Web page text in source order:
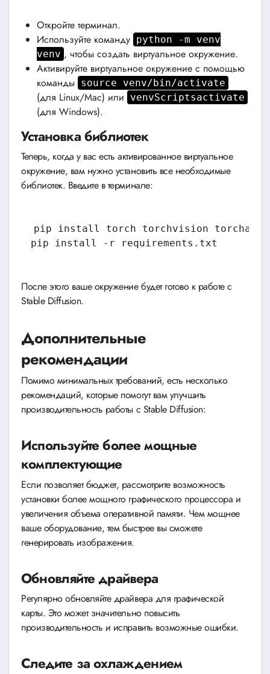
Откройте терминал.
Используйте команду python -m venv
venv , чтобы создать виртуальное окружение.
Активируйте виртуальное окружение с помощью
команды source venv/bin/activate
(для Linux/Mac) или venvScriptsactivate
(для Windows).
Установка библиотек
Теперь, когда у вас есть активированное виртуальное
окружение, вам нужно установить все необходимые
библиотек. Введите в терминале:
pip install torch torchvision
pip install -r requirements.txt
После этого ваше окружение будет готово к работе с
Stable Diffusion.
Дополнительные
рекомендации
Помимо минимальных требований, есть несколько
рекомендаций, которые помогут вам улучшить
производительность работы с Stable Diffusion:
Используйте более мощные
комплектующие
Если позволяет бюджет, рассмотрите возможность
установки более мощного графического процессора и
увеличения объема оперативной памяти. Чем мощнее
ваше оборудование, тем быстрее вы сможете
генерировать изображения.
Обновляйте драйвера
Регулярно обновляйте драйвера для графической
карты. Это может значительно повысить
производительность и исправить возможные ошибки.
Следите за охлаждением